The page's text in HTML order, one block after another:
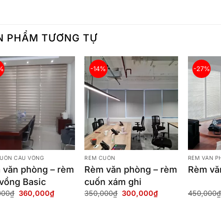
PHẨM TƯƠNG TỰ
CẦU VỒNG
văn phòng – rèm
Basic
₫ Giá
360,000₫Giá
hiện
-14%
RÈM CUỐN
Rèm văn phòng – rèm
cuốn xám ghi
350,000₫ Giá
300,000₫Giá
hiện
-27%
RÈM VĂN
Rèm
450,000₫